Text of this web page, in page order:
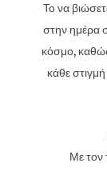
Το να
στην ημέρα
κόσμο,
κάθε
Με τον